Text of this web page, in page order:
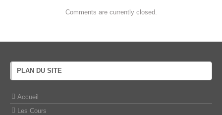
Comments are currently closed.
PLAN DU SITE
Accueil
Les Cours